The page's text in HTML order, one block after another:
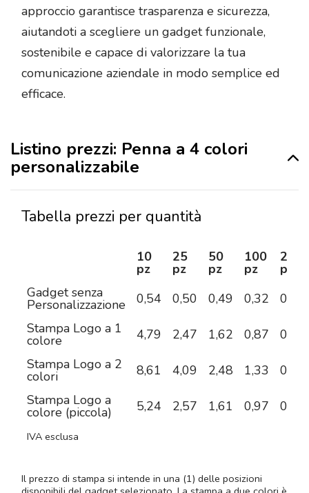
approccio garantisce trasparenza e sicurezza,
aiutandoti a scegliere un gadget funzionale,
sostenibile e capace di valorizzare la tua
comunicazione aziendale in modo semplice ed
efficace.
Listino prezzi: Penna a 4 colori
personalizzabile
Tabella prezzi per quantità
10
pz
25
pz
50
pz
100
pz
250
pz
Gadget senza
Personalizzazione 0,54 0,50 0,49 0,32
0,29
Stampa Logo a 1
colore 4,79 2,47 1,62 0,87
0,54
Stampa Logo a 2
colori 8,61 4,09 2,48 1,33
0,77
Stampa Logo a
colore (piccola) 5,24 2,57 1,61 0,97 0,66
IVA esclusa
Il prezzo di stampa si intende in una (1) delle posizioni